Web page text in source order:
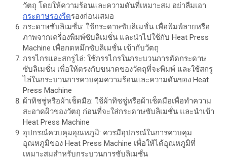
วัตถุ โดยให้ความร้อนและความดันที่เหมาะสม อย่าลืมเอา
กระดาษรองรีดรองก่อนเสมอ
กระดาษซับลิเมชั่น: ใช้กระดาษซับลิเมชั่น เพื่อพิมพ์ลายหรือ
ภาพจากเครื่องพิมพ์ซับลิเมชั่น และนำไปใช้กับ Heat Press
Machine เพื่อกดหมึกซับลิเมชั่น เข้ากับวัตถุ
กรรไกรและสกรูไล่: ใช้กรรไกรในกระบวนการตัดกระดาษ
ซับลิเมชั่น เพื่อให้ตรงกับขนาดของวัตถุที่จะพิมพ์ และใช้สกรู
ไล่ในกระบวนการควบคุมความร้อนและความดันของ Heat
Press Machine
ผ้าทิชชู่หรือผ้าเช็ดมือ: ใช้ผ้าทิชชู่หรือผ้าเช็ดมือเพื่อทำความ
สะอาดผิวของวัตถุ ก่อนที่จะใส่กระดาษซับลิเมชั่น และนำเข้า
Heat Press Machine
อุปกรณ์ควบคุมอุณหภูมิ: ควรมีอุปกรณ์ในการควบคุม
อุณหภูมิของ Heat Press Machine เพื่อให้ได้อุณหภูมิที่
เหมาะสมสำหรับกระบวนการซับลิเมชั่น